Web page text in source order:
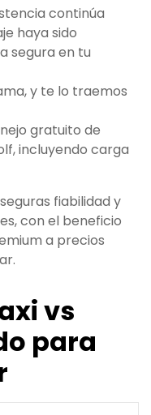
continúa
haya sido
segura en tu
y te lo traemos
gratuito de
incluyendo carga
fiabilidad y
con el beneficio
a precios
vs
para